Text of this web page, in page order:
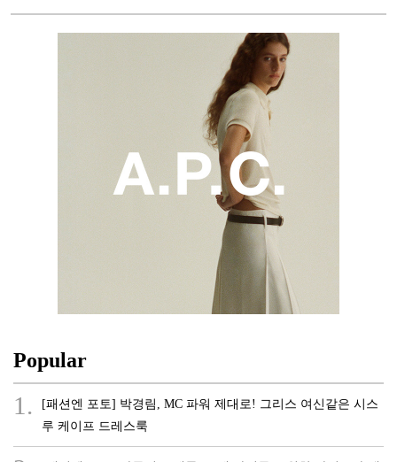
Popular
1.
[패션엔 포토] 박경림, MC 파워 제대로! 그리스 여신같은 시스
루 케이프 드레스룩